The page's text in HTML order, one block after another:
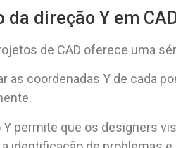
da direção Y em
de CAD oferece uma
as coordenadas Y de cada
Y permite que os designers